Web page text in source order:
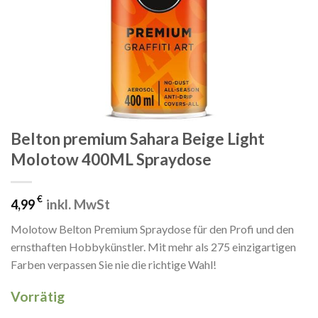
Belton premium Sahara Beige Light
Molotow 400ML Spraydose
4,99€ inkl. MwSt
Molotow Belton Premium Spraydose für den Profi und den
ernsthaften Hobbykünstler. Mit mehr als 275 einzigartigen
Farben verpassen Sie nie die richtige Wahl!
Vorrätig